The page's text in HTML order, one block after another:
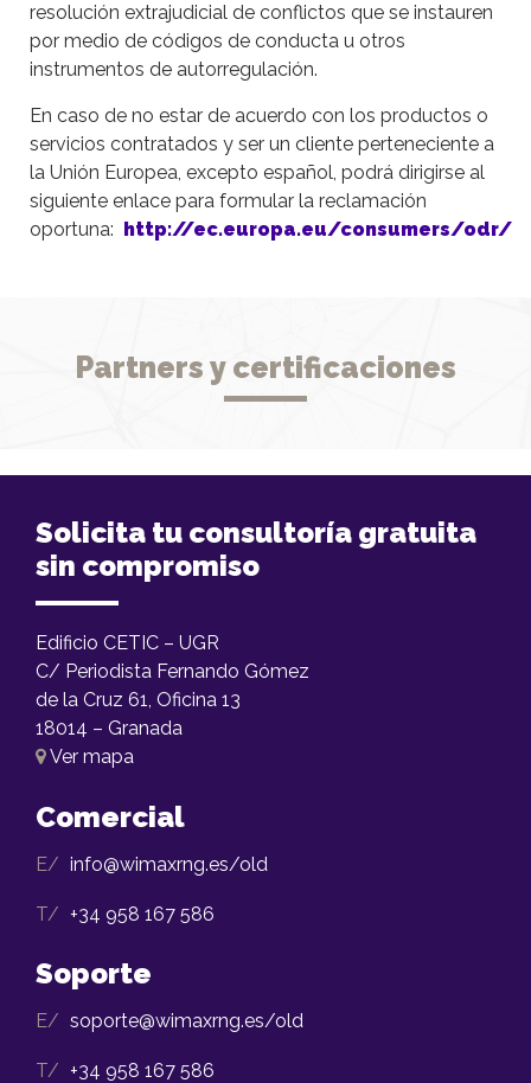
resolución extrajudicial de conflictos que se instauren
por medio de códigos de conducta u otros
instrumentos de autorregulación.
En caso de no estar de acuerdo con los productos o
servicios contratados y ser un cliente perteneciente a
la Unión Europea, excepto español, podrá dirigirse al
siguiente enlace para formular la reclamación
oportuna: http://ec.europa.eu/consumers/odr/
Partners y certificaciones
Solicita tu consultoría gratuita
sin compromiso
Edificio CETIC – UGR
C/ Periodista Fernando Gómez
de la Cruz 61, Oficina 13
18014 – Granada
Ver mapa
Comercial
E/ info@wimaxrng.es/old
T/ +34 958 167 586
Soporte
E/ soporte@wimaxrng.es/old
T/ +34 958 167 586